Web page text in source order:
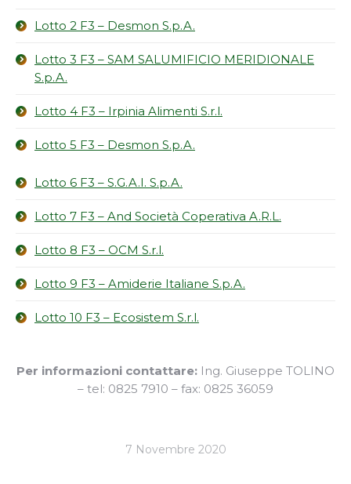
Lotto 2 F3 – Desmon S.p.A.
Lotto 3 F3 – SAM SALUMIFICIO MERIDIONALE
S.p.A.
Lotto 4 F3 – Irpinia Alimenti S.r.l.
Lotto 5 F3 – Desmon S.p.A.
Lotto 6 F3 – S.G.A.I. S.p.A.
Lotto 7 F3 – And Società Coperativa A.R.L.
Lotto 8 F3 – OCM S.r.l.
Lotto 9 F3 – Amiderie Italiane S.p.A.
Lotto 10 F3 – Ecosistem S.r.l.
Per informazioni contattare: Ing. Giuseppe TOLINO
– tel: 0825 7910 – fax: 0825 36059
7 Novembre 2020